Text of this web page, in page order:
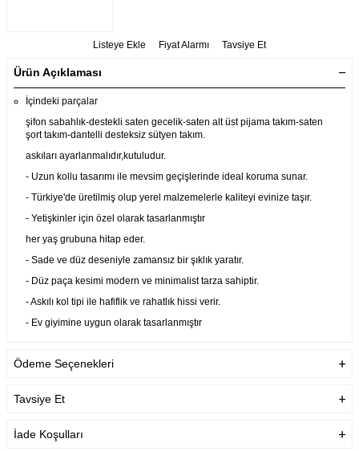
Listeye Ekle Fiyat Alarmı Tavsiye Et
Ürün Açıklaması
İçindeki parçalar
şifon sabahlık-destekli saten gecelik-saten alt üst pijama takım-saten
şort takım-dantelli desteksiz sütyen takım.
askıları ayarlanmalıdır,kutuludur.
- Uzun kollu tasarımı ile mevsim geçişlerinde ideal koruma sunar.
- Türkiye'de üretilmiş olup yerel malzemelerle kaliteyi evinize taşır.
- Yetişkinler için özel olarak tasarlanmıştır
her yaş grubuna hitap eder.
- Sade ve düz deseniyle zamansız bir şıklık yaratır.
- Düz paça kesimi modern ve minimalist tarza sahiptir.
- Askılı kol tipi ile hafiflik ve rahatlık hissi verir.
- Ev giyimine uygun olarak tasarlanmıştır
- Askılı yaka detayı ile feminen çizgiler ön plana çıkarılırken aynı
- Saten dokuması sayesinde yumuşak dokunuşuyla teninizde
Ödeme Seçenekleri
Tavsiye Et
İade Koşulları